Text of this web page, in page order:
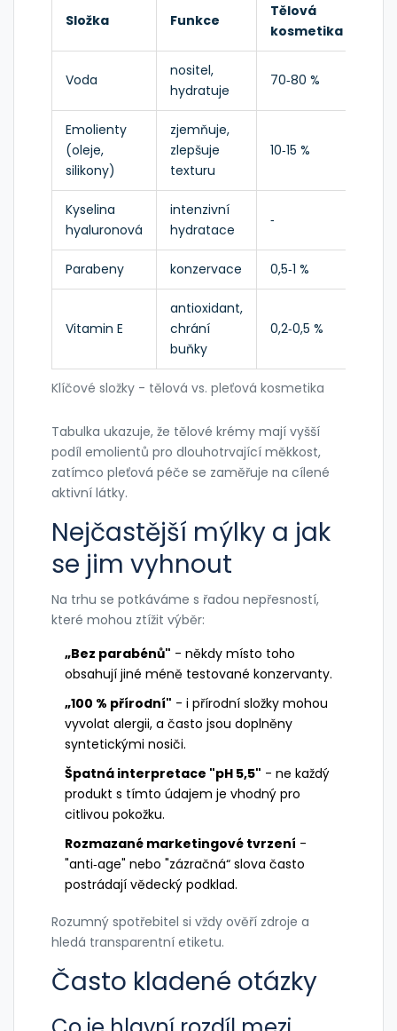
Klíčové složky - tělová vs. pleťová kosmetika
Složka Funkce
Tělová
kosmetika
Voda
nositel,
hydratuje
70‑80 %
Emolienty
(oleje,
silikony)
zjemňuje,
zlepšuje
texturu
10‑15 %
Kyselina
hyaluronová
intenzivní
hydratace
‑
Parabeny konzervace 0,5‑1 %
Vitamin E
antioxidant,
chrání
buňky
0,2‑0,5 %
Tabulka ukazuje, že tělové krémy mají vyšší
podíl emolientů pro dlouhotrvající měkkost,
zatímco pleťová péče se zaměřuje na cílené
aktivní látky.
Nejčastější mýlky a jak
se jim vyhnout
Na trhu se potkáváme s řadou nepřesností,
které mohou ztížit výběr:
„Bez parabénů" - někdy místo toho
obsahují jiné méně testované konzervanty.
„100 % přírodní" - i přírodní složky mohou
vyvolat alergii, a často jsou doplněny
syntetickými nosiči.
Špatná interpretace "pH 5,5" - ne každý
produkt s tímto údajem je vhodný pro
citlivou pokožku.
Rozmazané marketingové tvrzení -
"anti‑age" nebo "zázračná“ slova často
postrádají vědecký podklad.
Rozumný spotřebitel si vždy ověří zdroje a
hledá transparentní etiketu.
Často kladené otázky